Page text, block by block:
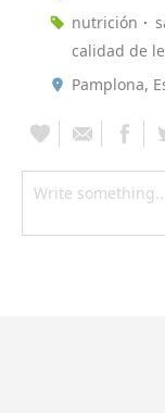
nutrición
calidad de
Pamplona,